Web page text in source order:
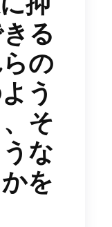
る
の
う
そ
な
を